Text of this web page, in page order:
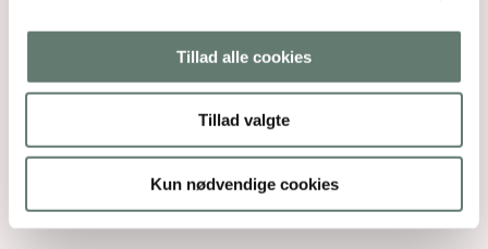
Tillad alle cookies
Tillad valgte
Kun nødvendige cookies